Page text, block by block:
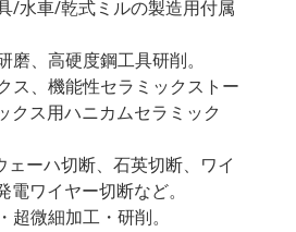
/水車/乾式ミルの製造用付属
磨、高硬度鋼工具研削。
ス、機能性セラミックストー
クス用ハニカムセラミック
ェーハ切断、石英切断、ワイ
ワイヤー切断など。
超微細加工・研削。